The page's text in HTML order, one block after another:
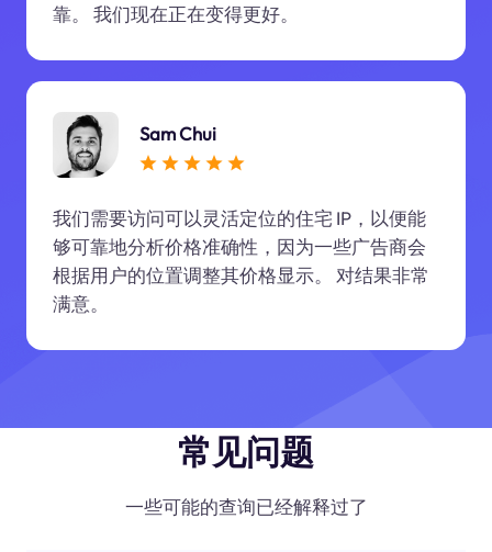
靠。 我们现在正在变得更好。
Sam Chui
我们需要访问可以灵活定位的住宅 IP，以便能
够可靠地分析价格准确性，因为一些广告商会
根据用户的位置调整其价格显示。 对结果非常
满意。
常见问题
一些可能的查询已经解释过了